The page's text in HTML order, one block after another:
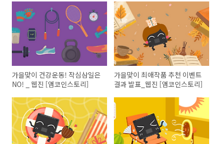
가을맞이 건강운동! 작심삼일은
NO! _ 웹진 [앰코인스토리]
가을맞이 최애작품 추천 이벤트
결과 발표_웹진 [앰코인스토리]